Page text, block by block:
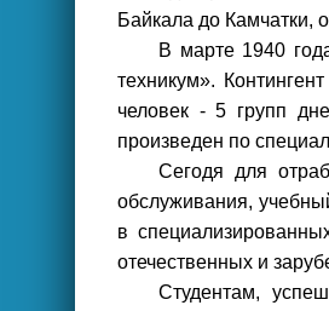
Байкала до Камчатки,
В марте 1940
техникум».
человек - 5 групп
произведен по
Сегодя для
обслуживания,
в
отечественных и
Студентам,